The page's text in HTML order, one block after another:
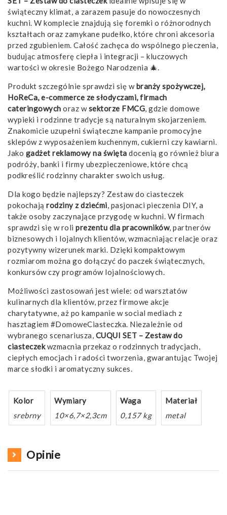
świąteczny klimat, a zarazem pasuje do nowoczesnych
kuchni. W komplecie znajdują się foremki o różnorodnych
kształtach oraz zamykane pudełko, które chroni akcesoria
przed zgubieniem. Całość zachęca do wspólnego pieczenia,
budując atmosferę ciepła i integracji – kluczowych
wartości w okresie Bożego Narodzenia 🎄.
Produkt szczególnie sprawdzi się wbranży spożywczej,
HoReCa, e-commerce ze słodyczami, firmach
cateringowych oraz wsektorze FMCG, gdzie domowe
wypieki i rodzinne tradycje są naturalnym skojarzeniem.
Znakomicie uzupełni świąteczne kampanie promocyjne
sklepów z wyposażeniem kuchennym, cukierni czy kawiarni.
Jako gadżet reklamowy na święta docenią go również biura
podróży, banki i firmy ubezpieczeniowe, które chcą
podkreślić rodzinny charakter swoich usług.
Dla kogo będzie najlepszy? Zestaw do ciasteczek
pokochają rodziny z dziećmi, pasjonaci pieczenia DIY, a
także osoby zaczynające przygodę w kuchni. W firmach
sprawdzi się w roli prezentu dla pracowników, partnerów
biznesowych i lojalnych klientów, wzmacniając relacje oraz
pozytywny wizerunek marki. Dzięki kompaktowym
rozmiarom można go dołączyć do paczek świątecznych,
konkursów czy programów lojalnościowych.
Możliwości zastosowań jest wiele: od warsztatów
kulinarnych dla klientów, przez firmowe akcje
charytatywne, aż po kampanie w social mediach z
hasztagiem #DomoweCiasteczka. Niezależnie od
wybranego scenariusza, CUQUI SET – Zestaw do
ciasteczekwzmacnia przekaz o rodzinnych tradycjach,
ciepłych emocjach i radości tworzenia, gwarantując Twojej
marce słodki i aromatyczny sukces.
Kolor
srebrny
Wymiary
10×6,7×2,3cm
Waga
0,157 kg
Materiał
metal
Opinie